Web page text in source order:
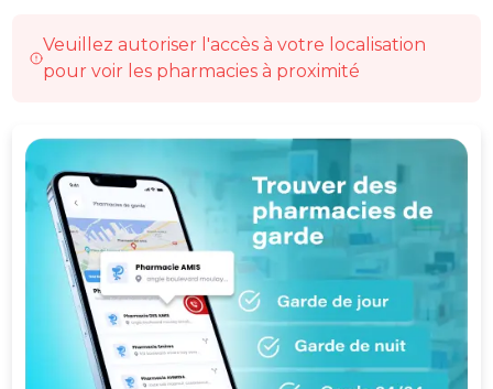
Veuillez autoriser l'accès à votre localisation
pour voir les pharmacies à proximité